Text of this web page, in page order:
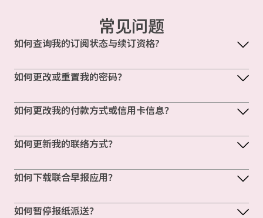
常见问题
如何查询我的订阅状态与续订资格?
如何更改或重置我的密码？
如何更改我的付款方式或信用卡信息？
如何更新我的联络方式？
如何下载联合早报应用？
如何暂停报纸派送？